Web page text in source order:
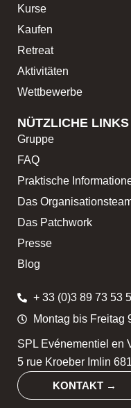
Kurse
Kaufen
Retreat
Aktivitäten
Wettbewerbe
NÜTZLICHE LINKS
Gruppe
FAQ
Praktische
Das
Das Patchwork
Presse
Blog
+ 33 (0)3 89 73 53
Montag bis Freitag
SPL Evénementiel en
5 rue Kroeber Imlin
KONTAKT →